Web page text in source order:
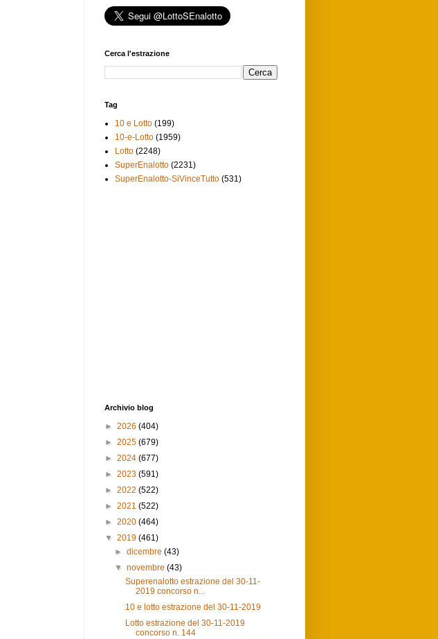
Cerca l'estrazione
Tag
10 e Lotto (199)
10-e-Lotto (1959)
Lotto (2248)
SuperEnalotto (2231)
SuperEnalotto-SiVinceTutto (531)
Archivio blog
► 2026 (404)
► 2025 (679)
► 2024 (677)
► 2023 (591)
► 2022 (522)
► 2021 (522)
► 2020 (464)
▼ 2019 (461)
►dicembre(43)
▼novembre(43)
Superenalotto estrazione del 30-11-
2019 concorso n...
10 e lotto estrazione del 30-11-2019
Lotto estrazione del 30-11-2019
concorso n. 144